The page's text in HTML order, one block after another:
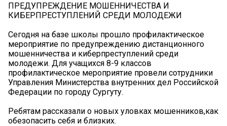
️ПРЕДУПРЕЖДЕНИЕ МОШЕННИЧЕСТВА И
КИБЕРПРЕСТУПЛЕНИЙ СРЕДИ МОЛОДЕЖИ️
Сегодня на базе школы прошло профилактическое
мероприятие по предупреждению дистанционного
мошенничества и киберпреступлений среди
молодежи. Для учащихся 8-9 классов
профилактическое мероприятие провели сотрудники
Управления Министерства внутренних дел Российской
Федерации по городу Сургуту.
Ребятам рассказали о новых уловках мошенников,как
обезопасить себя и близких.